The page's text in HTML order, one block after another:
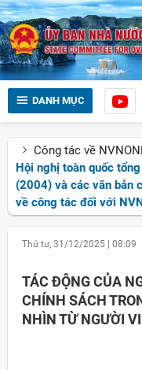
DANH MỤC
Công tác về
Hội nghị toàn quốc
(2004) và các văn bản
về công tác đối với
Thứ tư, 31/12/2025 08:09
TÁC ĐỘNG CỦA
CHÍNH SÁCH
NHÌN TỪ NGƯỜI